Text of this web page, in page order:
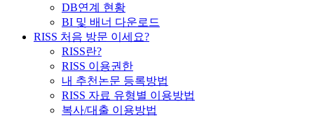
DB연계 현황
BI 및 배너 다운로드
RISS 처음 방문 이세요?
RISS란?
RISS 이용권한
내 추천논문 등록방법
RISS 자료 유형별 이용방법
복사/대출 이용방법